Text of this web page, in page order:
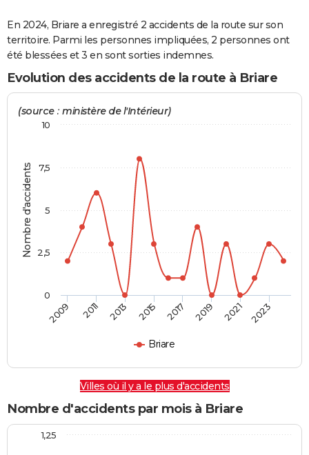
GUIDES D'ACHAT
BONS PLANS
Carte de Noël
Carte Bonne année
Carte Saint-Valentin
Carte Pâques
Carte d'anniversaire
DICTIONNAIRE
COPAINS D'AVANT
S'inscrire
Se connecter
Lycées
Collèges
Primaires
Universités
Entreprises
Service militaire
Avis de recherche
AVIS DE DÉCÈS
FORUM
En 2024, Briare a enregistré 2 accidents de la route sur son
territoire. Parmi les personnes impliquées, 2 personnes ont
été blessées et 3 en sont sorties indemnes.
Evolution des accidents de la route à Briare
Nombre d'accidents
(source : ministère de l'Intérieur)
Briare
2009 2011 2013 2015 2017 2019 2021 2023
0
10
2,5
5
7,5
Villes où il y a le plus d'accidents
Nombre d'accidents par mois à Briare
1,25